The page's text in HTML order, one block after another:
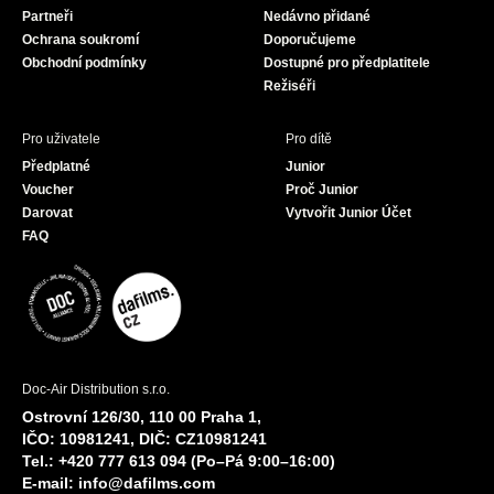
Partneři
Ochrana soukromí
Obchodní podmínky
Nedávno přidané
Doporučujeme
Dostupné pro předplatitele
Režiséři
Pro uživatele
Předplatné
Voucher
Darovat
FAQ
Pro dítě
Junior
Proč Junior
Vytvořit Junior Účet
Doc-Air Distribution s.r.o.
Ostrovní 126/30, 110 00 Praha 1,
IČO: 10981241, DIČ: CZ10981241
Tel.: +420 777 613 094 (Po–Pá 9:00–16:00)
E-mail: info@dafilms.com